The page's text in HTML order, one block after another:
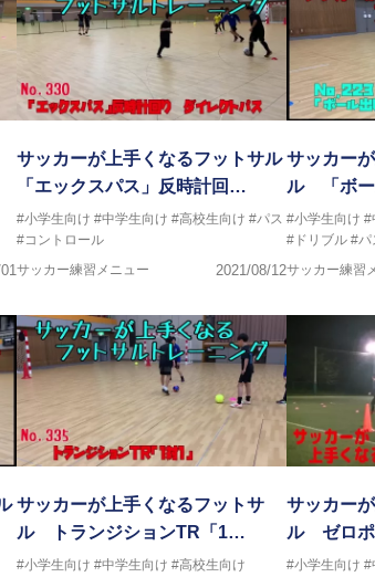
サッカーが上手くなるフットサル
「エックスパス」反時計回…
#小学生向け #中学生向け #高校生向け #パス
#コントロール
サッカー練習メニュー
2021/08/12
サッカー
ル 「ボー
#小学生向け #
#ドリブル #パ
サッカー練習
サッカーが上手くなるフットサ
ル トランジションTR「1…
#小学生向け #中学生向け #高校生向け
サッカー
ル ゼロポ
#小学生向け #